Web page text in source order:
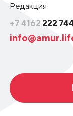
Редакция
+7 4162 222 744